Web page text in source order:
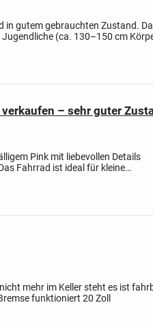
in gutem gebrauchten Zustand.
(ca. 130–150 cm
– sehr guter
Pink mit liebevollen Details
Fahrrad ist ideal für kleine
perfekt für die ersten
mehr im Keller steht es ist
funktioniert 20 Zoll